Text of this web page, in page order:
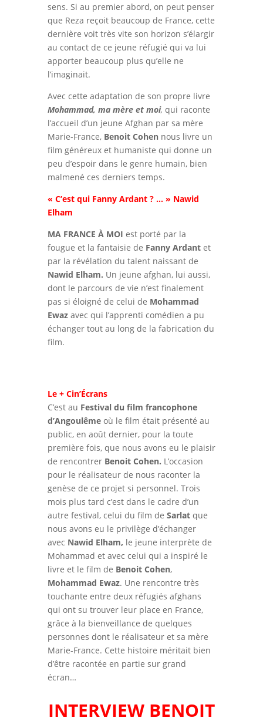
sens. Si au premier abord, on peut penser
que Reza reçoit beaucoup de France, cette
dernière voit très vite son horizon s’élargir
au contact de ce jeune réfugié qui va lui
apporter beaucoup plus qu’elle ne
l’imaginait.
Avec cette adaptation de son propre livre
Mohammad, ma mère et moi, qui raconte
l’accueil d’un jeune Afghan par sa mère
Marie-France, Benoit Cohennous livre un
film généreux et humaniste qui donne un
peu d’espoir dans le genre humain, bien
malmené ces derniers temps.
« C’est qui Fanny Ardant ? … » Nawid
Elham
MA FRANCE À MOI est porté par la
fougue et la fantaisie de Fanny Ardantet
par la révélation du talent naissant de
Nawid Elham. Un jeune afghan, lui aussi,
dont le parcours de vie n’est finalement
pas si éloigné de celui de Mohammad
Ewazavec qui l’apprenti comédien a pu
échanger tout au long de la fabrication du
film.
Le + Cin’Écrans
C’est au Festival du film francophone
d’Angoulêmeoù le film était présenté au
public, en août dernier, pour la toute
première fois, que nous avons eu le plaisir
de rencontrer Benoit Cohen. L’occasion
pour le réalisateur de nous raconter la
genèse de ce projet si personnel. Trois
mois plus tard c’est dans le cadre d’un
autre festival, celui du film de Sarlatque
nous avons eu le privilège d’échanger
avec Nawid Elham, le jeune interprète de
Mohammad et avec celui qui a inspiré le
livre et le film de Benoit Cohen,
Mohammad Ewaz. Une rencontre très
touchante entre deux réfugiés afghans
qui ont su trouver leur place en France,
grâce à la bienveillance de quelques
personnes dont le réalisateur et sa mère
Marie-France. Cette histoire méritait bien
d’être racontée en partie sur grand
écran…
INTERVIEW BENOIT